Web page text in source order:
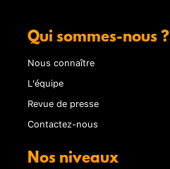
Qui sommes-nous ?
Nous connaître
L'équipe
Revue de presse
Contactez-nous
Nos niveaux